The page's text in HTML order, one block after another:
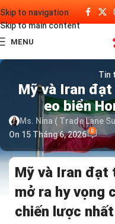
Skip to navigation
Skip to main content
MENU
Tin
Mỹ và Iran
eo biển
Ms. Nina ( Trade Lane
On 15 Tháng 6, 2026
0
Mỹ và Iran đạt
mở ra hy vọng
chiến lược